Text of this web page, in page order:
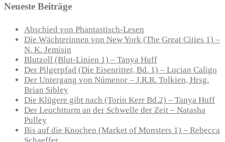
Neueste Beiträge
Abschied von Phantastisch-Lesen
Die Wächterinnen von New York (The Great Cities 1) –
N. K. Jemisin
Blutzoll (Blut-Linien 1) – Tanya Huff
Der Pilgerpfad (Die Eisenritter, Bd. 1) – Lucian Caligo
Der Untergang von Númenor – J.R.R. Tolkien, Hrsg.
Brian Sibley
Die Klügere gibt nach (Torin Kerr Bd.2) – Tanya Huff
Der Leuchtturm an der Schwelle der Zeit – Natasha
Pulley
Bis auf die Knochen (Market of Monsters 1) – Rebecca